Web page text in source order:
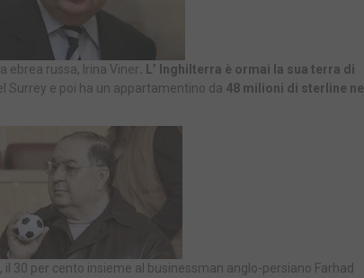
ebrea russa, Irina Viner . L’ Inghilterra è ormai la sua terra di
Surrey e poi ha un appartamentino da 48 milioni di sterline nel
, il 30 per cento insieme al businessman anglo-persiano Farhad